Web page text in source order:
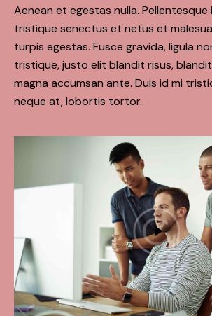
Aenean et egestas nulla.
tristique senectus et netus et
turpis egestas. Fusce gravida, ligula
tristique, justo elit blandit risus,
magna accumsan ante. Duis id mi
neque at, lobortis tortor.